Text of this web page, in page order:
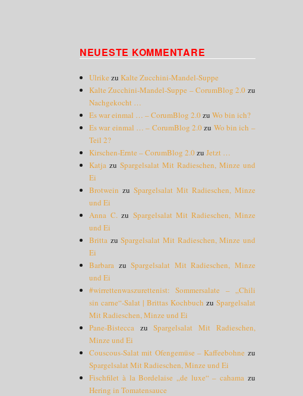
NEUESTE KOMMENTARE
Ulrike zuKalte Zucchini-Mandel-Suppe
Kalte Zucchini-Mandel-Suppe – CorumBlog 2.0 zu
Nachgekocht …
Es war einmal … – CorumBlog 2.0zuWo bin ich?
Es war einmal … – CorumBlog 2.0zu Wo bin ich –
Teil 2?
Kirschen-Ernte – CorumBlog 2.0zuJetzt …
Katja zuSpargelsalat Mit Radieschen, Minze und
Ei
Brotwein zuSpargelsalat Mit Radieschen, Minze
und Ei
Anna C.zu Spargelsalat Mit Radieschen, Minze
und Ei
Britta zuSpargelsalat Mit Radieschen, Minze und
Ei
Barbara zuSpargelsalat Mit Radieschen, Minze
und Ei
#wirrettenwaszurettenist: Sommersalate – „Chili
sin carne“-Salat | Brittas Kochbuch zu Spargelsalat
Mit Radieschen, Minze und Ei
Pane-Bistecca zuSpargelsalat Mit Radieschen,
Minze und Ei
Couscous-Salat mit Ofengemüse – Kaffeebohne zu
Spargelsalat Mit Radieschen, Minze und Ei
Fischfilet à la Bordelaise „de luxe“ – cahama zu
Hering in Tomatensauce